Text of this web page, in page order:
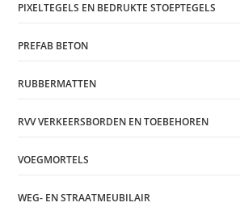
PIXELTEGELS EN BEDRUKTE STOEPTEGELS
PREFAB BETON
RUBBERMATTEN
RVV VERKEERSBORDEN EN TOEBEHOREN
VOEGMORTELS
WEG- EN STRAATMEUBILAIR